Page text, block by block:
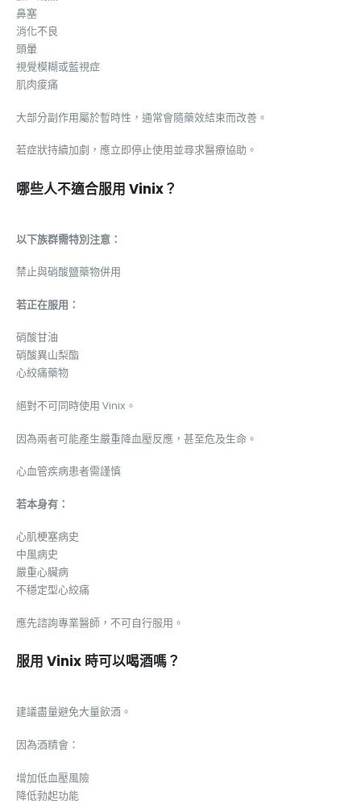
鼻塞
消化不良
頭暈
視覺模糊或藍視症
肌肉痠痛
大部分副作用屬於暫時性，通常會隨藥效結束而改善。
若症狀持續加劇，應立即停止使用並尋求醫療協助。
哪些人不適合服用 Vinix？
以下族群需特別注意：
禁止與硝酸鹽藥物併用
若正在服用：
硝酸甘油
硝酸異山梨酯
心絞痛藥物
絕對不可同時使用 Vinix。
因為兩者可能產生嚴重降血壓反應，甚至危及生命。
心血管疾病患者需謹慎
若本身有：
心肌梗塞病史
中風病史
嚴重心臟病
不穩定型心絞痛
應先諮詢專業醫師，不可自行服用。
服用 Vinix 時可以喝酒嗎？
建議盡量避免大量飲酒。
因為酒精會：
增加低血壓風險
降低勃起功能